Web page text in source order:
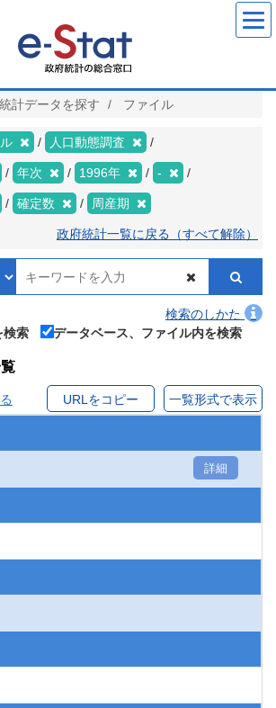
統計データを探す ファイル
人口動態調査
年次 1996年 -
確定数 周産期
政府統計一覧に戻る（すべて解除）
検索のしかた
検索
データベース、ファイル内を検索
URLをコピー 一覧形式で表示
詳細